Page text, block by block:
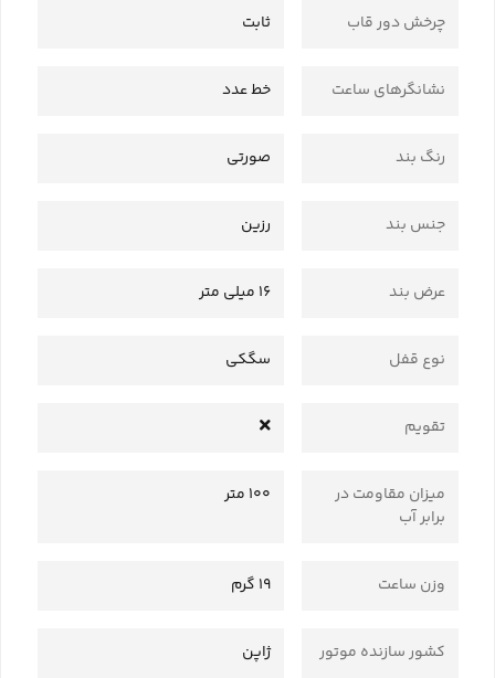
چرخش دور قاب ثابت
نشانگرهای ساعت خط عدد
رنگ بند صورتی
جنس بند رزین
عرض بند 16 میلی متر
نوع قفل سگکی
تقویم
میزان مقاومت در
برابر آب
100 متر
وزن ساعت 19 گرم
کشور سازنده موتور ژاپن